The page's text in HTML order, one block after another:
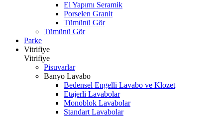
El Yapımı Seramik
Porselen Granit
Tümünü Gör
Tümünü Gör
Parke
Vitrifiye
Vitrifiye
Pisuvarlar
Banyo Lavabo
Bedensel Engelli Lavabo ve Klozet
Etajerli Lavabolar
Monoblok Lavabolar
Standart Lavabolar